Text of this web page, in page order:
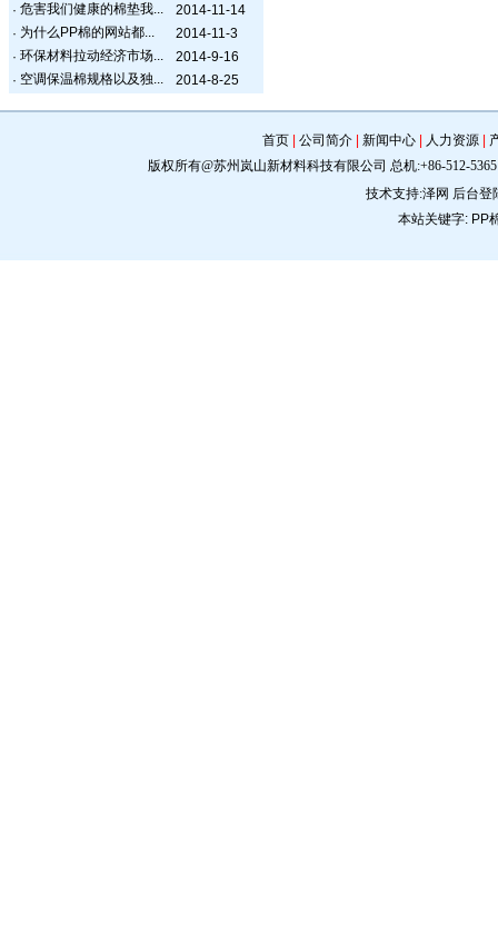
· 危害我们健康的棉垫我...
2014-11-14
· 为什么PP棉的网站都...
2014-11-3
· 环保材料拉动经济市场...
2014-9-16
· 空调保温棉规格以及独... 2014-8-25
首页| 公司简介| 新闻中心| 人力资源|
版权所有@苏州岚山新材料科技有限公司 总机:+86-512-5365
技术支持:泽网 后台登
本站关键字: PP